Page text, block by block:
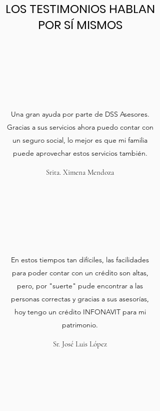
LOS TESTIMONIOS HABLAN
POR SÍ MISMOS
Una gran ayuda por parte de DSS Asesores.
Gracias a sus servicios ahora puedo contar con
un seguro social, lo mejor es que mi familia
puede aprovechar estos servicios también.
Srita. Ximena Mendoza
En estos tiempos tan difíciles, las facilidades
para poder contar con un crédito son altas,
pero, por "suerte" pude encontrar a las
personas correctas y gracias a sus asesorías,
hoy tengo un crédito INFONAVIT para mi
patrimonio.
Sr. José Luis López